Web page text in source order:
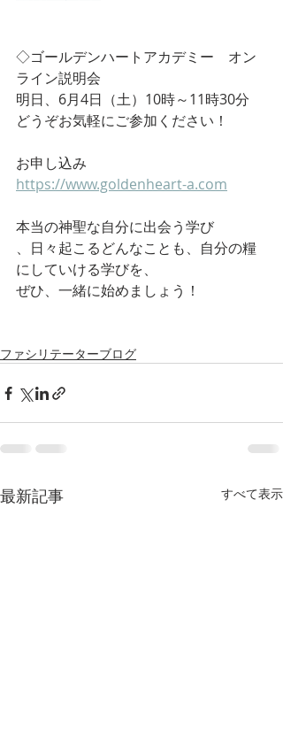
◇ゴールデンハートアカデミー　オン
ライン説明会
明日、6月4日（土）10時～11時30分
どうぞお気軽にご参加ください！
お申し込み
https://www.goldenheart-a.com
本当の神聖な自分に出会う学び
、日々起こるどんなことも、自分の糧
にしていける学びを、
ぜひ、一緒に始めましょう！
ファシリテーターブログ
最新記事 すべて表示